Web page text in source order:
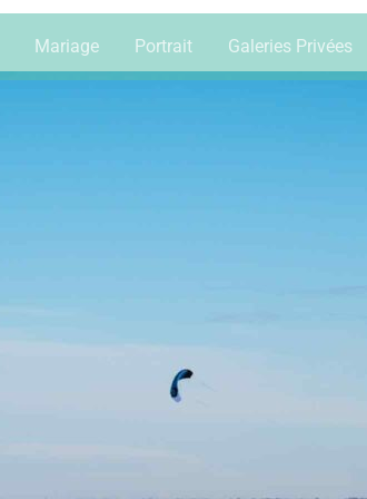
Mariage Portrait Galeries Privées